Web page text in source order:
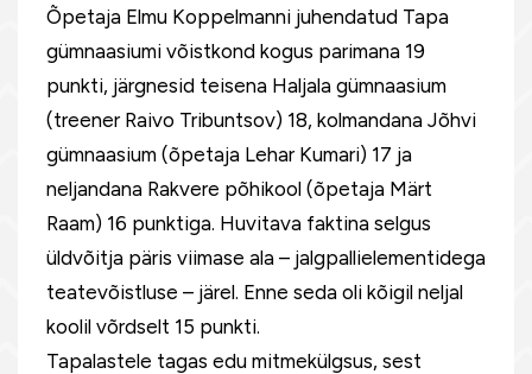
Õpetaja Elmu Koppelmanni juhendatud Tapa
gümnaasiumi võistkond kogus parimana 19
punkti, järgnesid teisena Haljala gümnaasium
(treener Raivo Tribuntsov) 18, kolmandana Jõhvi
gümnaasium (õpetaja Lehar Kumari) 17 ja
neljandana Rakvere põhikool (õpetaja Märt
Raam) 16 punktiga. Huvitava faktina selgus
üldvõitja päris viimase ala – jalgpallielementidega
teatevõistluse – järel. Enne seda oli kõigil neljal
koolil võrdselt 15 punkti.
Tapalastele tagas edu mitmekülgsus, sest